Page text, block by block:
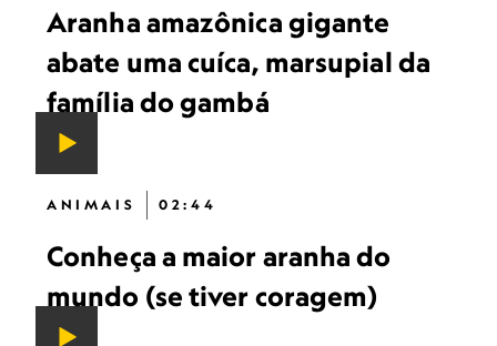
Aranha amazônica gigante
abate uma cuíca, marsupial da
família do gambá
ANIMAIS 02:44
Conheça a maior aranha do
mundo (se tiver coragem)